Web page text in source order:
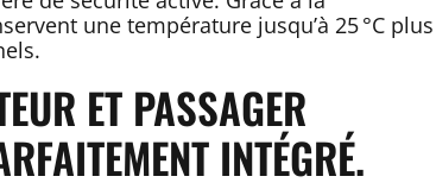
une température jusqu’à 25 °C plus
ET PASSAGER
INTÉGRÉ.